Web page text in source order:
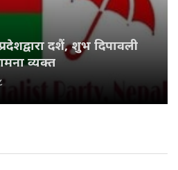
दशैं, शुभ दिपावली
व्यक्त